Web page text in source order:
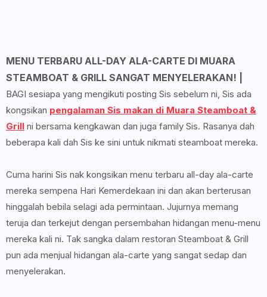
MENU TERBARU ALL-DAY ALA-CARTE DI MUARA
STEAMBOAT & GRILL SANGAT MENYELERAKAN! |
BAGI sesiapa yang mengikuti posting Sis sebelum ni, Sis ada
kongsikan pengalaman Sis makan di Muara Steamboat &
Grill ni bersama kengkawan dan juga family Sis. Rasanya dah
beberapa kali dah Sis ke sini untuk nikmati steamboat mereka.
Cuma harini Sis nak kongsikan menu terbaru all-day ala-carte
mereka sempena Hari Kemerdekaan ini dan akan berterusan
hinggalah bebila selagi ada permintaan. Jujurnya memang
teruja dan terkejut dengan persembahan hidangan menu-menu
mereka kali ni. Tak sangka dalam restoran Steamboat & Grill
pun ada menjual hidangan ala-carte yang sangat sedap dan
menyelerakan.